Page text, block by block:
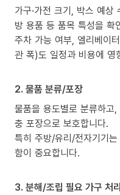
가구·가전 크기, 박스 예
방 용품 등 품목 특성을 확
주차 가능 여부, 엘리베이
관 폭)도 일정과 비용에 영
2. 물품 분류/포장
물품을 용도별로 분류하고
충 포장으로 보호합니다.
특히 주방/유리/전자기기
함이 중요합니다.
3. 분해/조립 필요 가구 처